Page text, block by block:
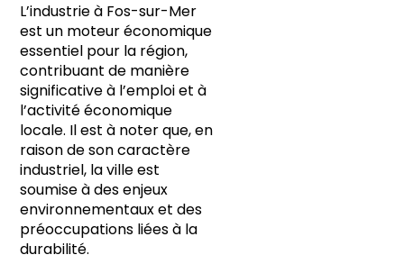
L’industrie à Fos-sur-Mer
est un moteur économique
essentiel pour la région,
contribuant de manière
significative à l’emploi et à
l’activité économique
locale. Il est à noter que, en
raison de son caractère
industriel, la ville est
soumise à des enjeux
environnementaux et des
préoccupations liées à la
durabilité.